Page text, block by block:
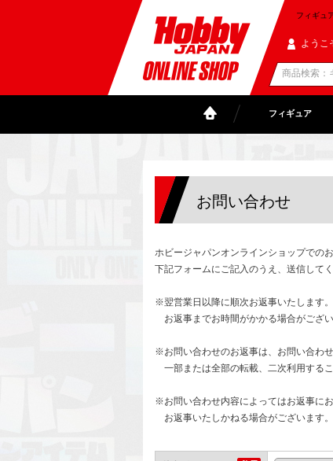
フィギュ
よう
フィギュア
お問い合わせ
ホビージャパンオンラインショップでの
下記フォームにご記入のうえ、送信してく
※翌営業日以降に順次お返事いたします。
お返事までお時間がかかる場合がござ
※お問い合わせのお返事は、お問い合わ
一部または全部の転載、二次利用するこ
※お問い合わせ内容によってはお返事にお
お返事いたしかねる場合がございます。